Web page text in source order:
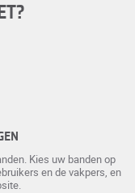
Kies uw banden op
en de vakpers, en